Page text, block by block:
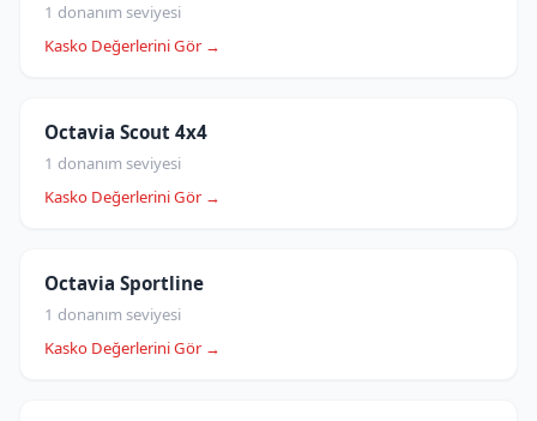
1 donanım seviyesi
Kasko Değerlerini Gör →
Octavia Scout 4x4
1 donanım seviyesi
Kasko Değerlerini Gör →
Octavia Sportline
1 donanım seviyesi
Kasko Değerlerini Gör →